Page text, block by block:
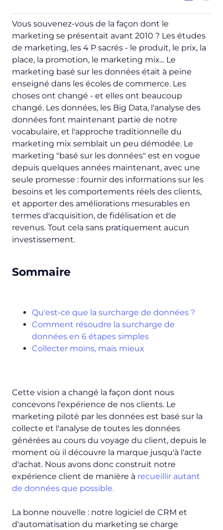
Vous souvenez-vous de la façon dont le
marketing se présentait avant 2010 ? Les études
de marketing, les 4 P sacrés - le produit, le prix, la
place, la promotion, le marketing mix... Le
marketing basé sur les données était à peine
enseigné dans les écoles de commerce. Les
choses ont changé - et elles ont beaucoup
changé. Les données, les Big Data, l'analyse des
données font maintenant partie de notre
vocabulaire, et l'approche traditionnelle du
marketing mix semblait un peu démodée. Le
marketing "basé sur les données" est en vogue
depuis quelques années maintenant, avec une
seule promesse : fournir des informations sur les
besoins et les comportements réels des clients,
et apporter des améliorations mesurables en
termes d'acquisition, de fidélisation et de
revenus. Tout cela sans pratiquement aucun
investissement.
Sommaire
Qu'est-ce que la surcharge de données ?
Comment résoudre la surcharge de
données en 6 étapes simples
Collecter moins, mais mieux
Cette vision a changé la façon dont nous
concevons l'expérience de nos clients. Le
marketing piloté par les données est basé sur la
collecte et l'analyse de toutes les données
générées au cours du voyage du client, depuis le
moment où il découvre la marque jusqu'à l'acte
d'achat. Nous avons donc construit notre
expérience client de manière à recueillir autant
de données que possible.
La bonne nouvelle : notre logiciel de CRM et
d'automatisation du marketing se charge